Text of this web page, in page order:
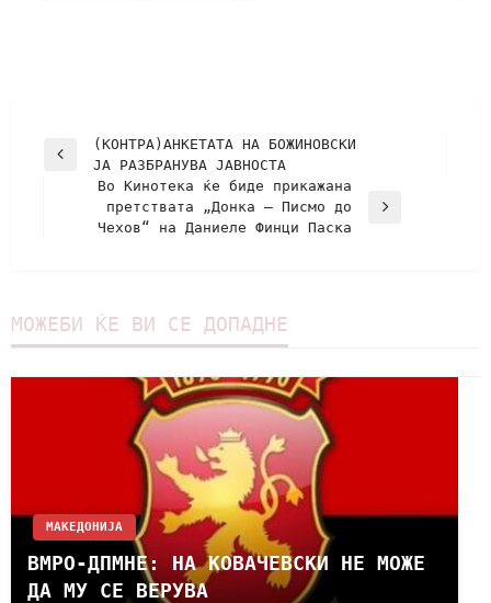
(КОНТРА)АНКЕТАТА НА БОЖИНОВСКИ
ЈА РАЗБРАНУВА ЈАВНОСТА
Во Кинотека ќе биде прикажана
претствата „Донка – Писмо до
Чехов“ на Даниеле Финци Паска
МОЖЕБИ ЌЕ ВИ СЕ ДОПАДНЕ
МАКЕДОНИЈА
ВМРО-ДПМНЕ: НА КОВАЧЕВСКИ НЕ МОЖЕ
ДА МУ СЕ ВЕРУВА